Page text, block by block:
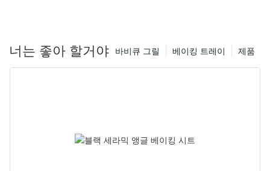
너는 좋아 할거야 제품
베이킹 트레이
바비큐 그릴